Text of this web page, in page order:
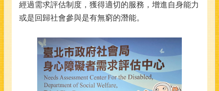
經過需求評估制度，獲得適切的服務，增進自身能力
或是回歸社會參與是有無窮的潛能。